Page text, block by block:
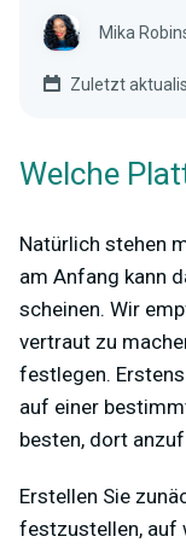
Mika
Zuletzt
Welche
Natürlich stehen
am Anfang kann
scheinen. Wir
vertraut zu
festlegen.
auf einer
besten, dort
Erstellen Sie
festzustellen, auf